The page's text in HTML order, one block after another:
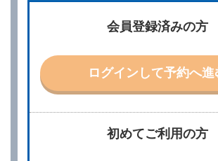
別に定める料金表等に同意のうえ、別に
他の借受条件（以下「借受条件」とい
示して予約の申込みを行うことができま
社は、電話連絡並びに電子メールによ
責任を負わないものとします。
当社は、借受人から予約の申込みがあっ
則として、当社の保有するレンタカーの
初めてご利用の方
会員登録済みの方
ログインして予約へ進